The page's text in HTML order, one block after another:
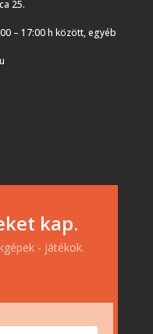
25.
– 17:00 h között, egyéb
kap.
- játékok.